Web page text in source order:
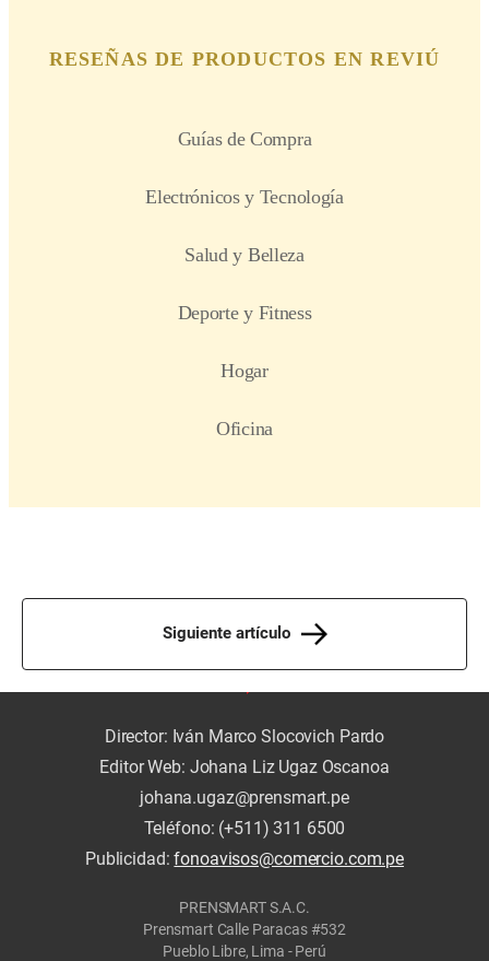
Siguiente artículo
Director: Iván Marco Slocovich Pardo
Editor Web: Johana Liz Ugaz Oscanoa
johana.ugaz@prensmart.pe
Teléfono: (+511) 311 6500
Publicidad:fonoavisos@comercio.com.pe
PRENSMART S.A.C.
Prensmart Calle Paracas #532
Pueblo Libre, Lima - Perú